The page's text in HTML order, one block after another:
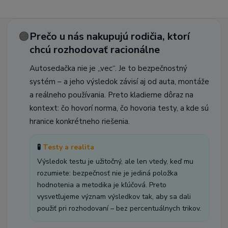
🟠Prečo u nás nakupujú rodičia, ktorí
chcú rozhodovať racionálne
Autosedačka nie je „vec“. Je to bezpečnostný
systém – a jeho výsledok závisí aj od auta, montáže
a reálneho používania. Preto kladieme dôraz na
kontext: čo hovorí norma, čo hovoria testy, a kde sú
hranice konkrétneho riešenia.
🧪 Testy a realita
Výsledok testu je užitočný, ale len vtedy, keď mu
rozumiete: bezpečnosť nie je jediná položka
hodnotenia a metodika je kľúčová. Preto
vysvetľujeme význam výsledkov tak, aby sa dali
použiť pri rozhodovaní – bez percentuálnych trikov.